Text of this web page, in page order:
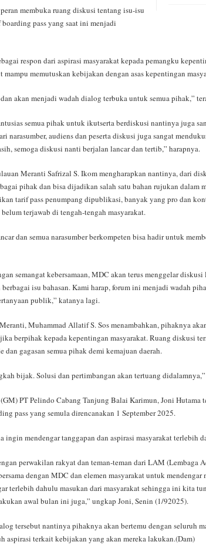
membuka ruang diskusi tentang isu-isu
pass yang saat ini menjadi
respon dari aspirasi masyarakat kepada pemangku
memutuskan kebijakan dengan asas kepentingan
akan menjadi wadah dialog terbuka untuk semua pihak,”
semua pihak untuk ikutserta berdiskusi nantinya juga
audiens dan peserta diskusi juga sangat
semoga diskusi nanti berjalan lancar dan tertib,” harapnya.
Meranti Safrizal S. Ikom mengharapkan nantinya, dari
pihak dan bisa dijadikan salah satu bahan rujukan dalam
tarif pass penumpang dipublikasi, banyak yang pro dan
terjawab di tengah-tengah masyarakat.
dan semua narasumber berkompeten bisa hadir untuk
semangat kebersamaan, MDC akan terus menggelar
isu bahasan. Kami harap, forum ini menjadi wadah
publik,” katanya lagi.
Muhammad Allatif S. Sos menambahkan, pihaknya
berpihak kepada kepentingan masyarakat. Ruang diskusi
dan gagasan semua pihak demi kemajuan daerah.
bijak. Solusi dan pertimbangan akan tertuang
PT Pelindo Cabang Tanjung Balai Karimun, Joni Hutama
pass yang semula direncanakan 1 September 2025.
ingin mendengar tanggapan dan aspirasi masyarakat terlebih
perwakilan rakyat dan teman-teman dari LAM (Lembaga
dengan MDC dan elemen masyarakat untuk mendengar
terlebih dahulu masukan dari masyarakat sehingga ini kita
awal bulan ini juga,” ungkap Joni, Senin (1/92025).
tersebut nantinya pihaknya akan bertemu dengan seluruh
aspirasi terkait kebijakan yang akan mereka lakukan.(Dam)